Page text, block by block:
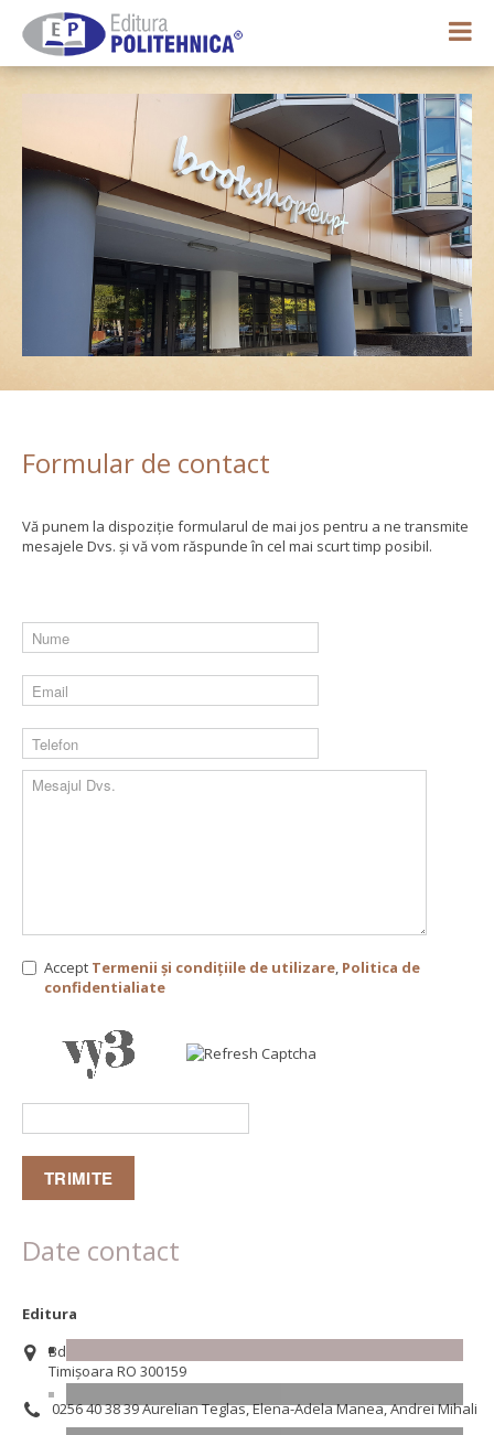
0,00 lei
Formular de contact
Vă punem la dispoziție formularul de mai jos pentru a ne transmite
mesajele Dvs. și vă vom răspunde în cel mai scurt timp posibil.
Accept Termenii și condițiile de utilizare, Politica de
confidentialiate
Date contact
Editura
Bd. Republicii, nr. 9
Timișoara RO 300159
0256 40 38 39 Aurelian Teglas, Elena-Adela Manea, Andrei Mihali